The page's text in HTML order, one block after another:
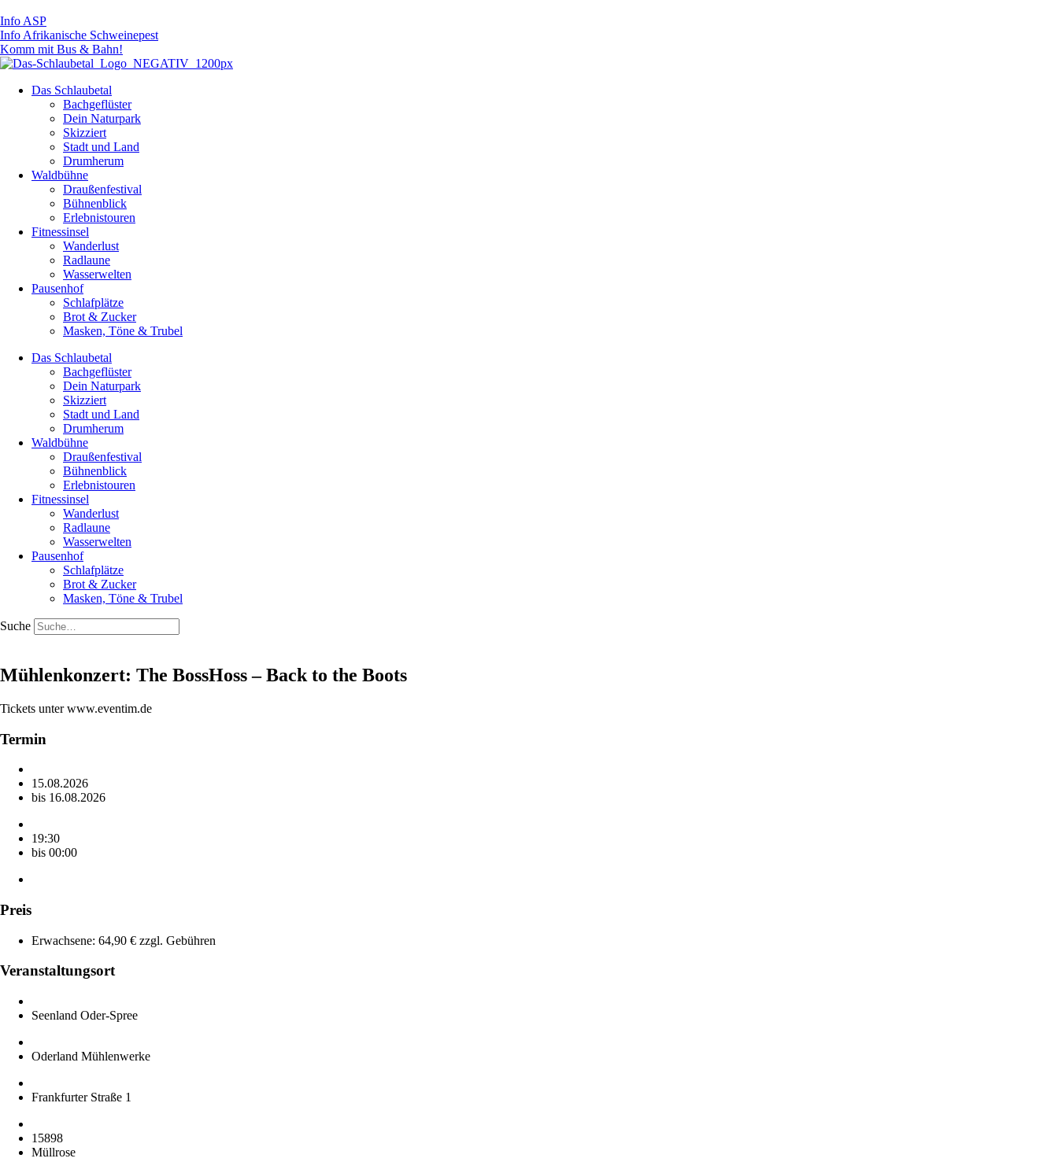
Info ASP
Info Afrikanische Schweinepest
Komm mit Bus & Bahn!
Das Schlaubetal
Bachgeflüster
Dein Naturpark
Skizziert
Stadt und Land
Drumherum
Waldbühne
Draußenfestival
Bühnenblick
Erlebnistouren
Fitnessinsel
Wanderlust
Radlaune
Wasserwelten
Pausenhof
Schlafplätze
Brot & Zucker
Masken, Töne & Trubel
Das Schlaubetal
Bachgeflüster
Dein Naturpark
Skizziert
Stadt und Land
Drumherum
Waldbühne
Draußenfestival
Bühnenblick
Erlebnistouren
Fitnessinsel
Wanderlust
Radlaune
Wasserwelten
Pausenhof
Schlafplätze
Brot & Zucker
Masken, Töne & Trubel
Suche
Mühlenkonzert: The BossHoss – Back to the Boots
Tickets unter www.eventim.de
Termin
15.08.2026
bis 16.08.2026
19:30
bis 00:00
Preis
Erwachsene: 64,90 € zzgl. Gebühren
Veranstaltungsort
Seenland Oder-Spree
Oderland Mühlenwerke
Frankfurter Straße 1
15898
Müllrose